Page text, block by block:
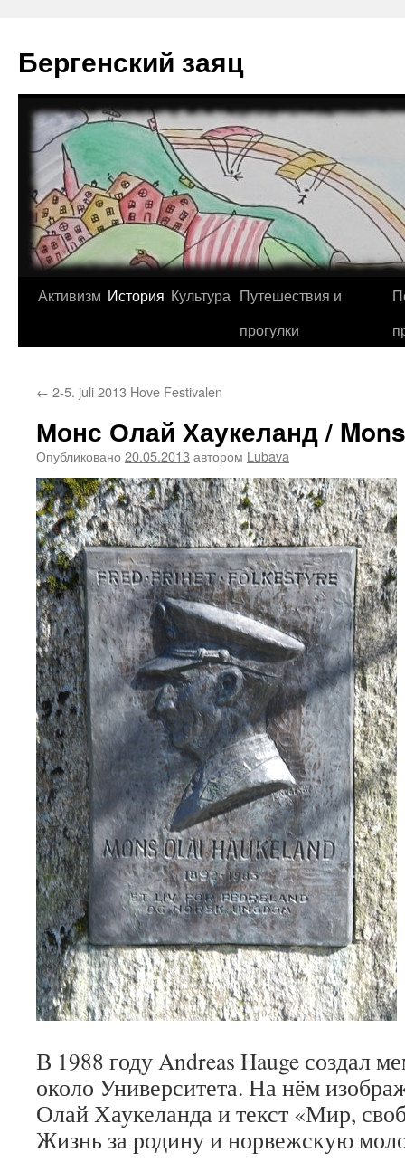
содержимому
Бергенский заяц
Активизм История Культура Путешествия и
прогулки
← 2-5. juli 2013 Hove Festivalen
Монс Олай Хаукеланд /
Опубликовано 20.05.2013 автором Lubava
В 1988 году Andreas Hauge создал
около Университета. На нём
Олай Хаукеланда и текст «Мир,
Жизнь за родину и норвежскую